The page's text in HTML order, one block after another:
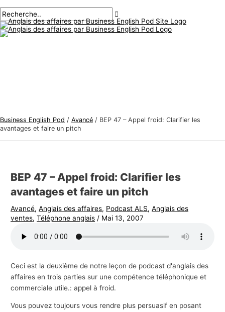
au
contenu
principal
Business English Pod / Avancé / BEP 47 – Appel froid: Clarifier les
avantages et faire un pitch
BEP 47 – Appel froid: Clarifier les
avantages et faire un pitch
Avancé,Anglais des affaires, Podcast ALS,Anglais des
ventes,Téléphone anglais / Mai 13, 2007
Ceci est la deuxième de notre leçon de podcast d'anglais des
affaires en trois parties sur une compétence téléphonique et
commerciale utile.: appel à froid.
Vous pouvez toujours vous rendre plus persuasif en posant
des
articles
ici..
mail*
S
u
j
n
i
s
d
e
f
f
a
i
R
e
c
r